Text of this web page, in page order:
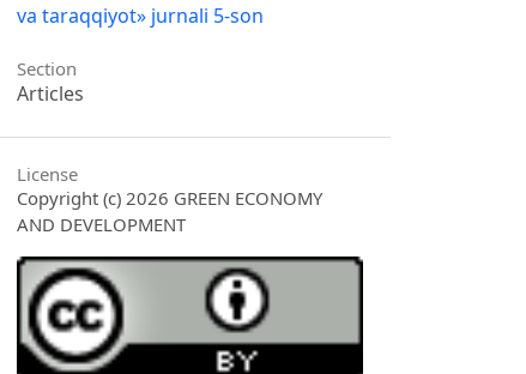
va taraqqiyot» jurnali 5-son
Section
Articles
License
Copyright (c) 2026 GREEN ECONOMY
AND DEVELOPMENT